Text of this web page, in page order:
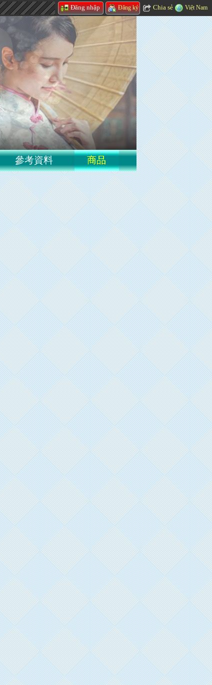
Đăng nhập Đăng ký Chia sẻ Việt Nam
參考資料 商品